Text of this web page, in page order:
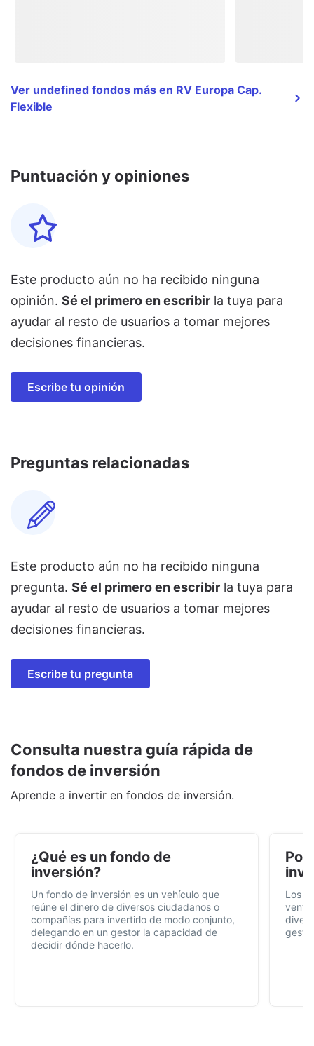
Ver undefined fondos más en RV Europa Cap.
Flexible
Puntuación y opiniones
Este producto aún no ha recibido ninguna
opinión. Sé el primero en escribir la tuya para
ayudar al resto de usuarios a tomar mejores
decisiones financieras.
Escribe tu opinión
Preguntas relacionadas
Este producto aún no ha recibido ninguna
pregunta. Sé el primero en escribir la tuya para
ayudar al resto de usuarios a tomar mejores
decisiones financieras.
Escribe tu pregunta
Consulta nuestra guía rápida de
fondos de inversión
Aprende a invertir en fondos de inversión.
¿Qué es un fondo de
inversión?
Un fondo de inversión es un vehículo que
reúne el dinero de diversos ciudadanos o
compañías para invertirlo de modo conjunto,
delegando en un gestor la capacidad de
decidir dónde hacerlo.
Por
Los